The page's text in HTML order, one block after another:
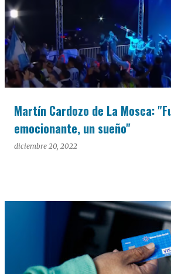
Martín Cardozo de La Mosca:
emocionante, un sueño"
diciembre 20, 2022